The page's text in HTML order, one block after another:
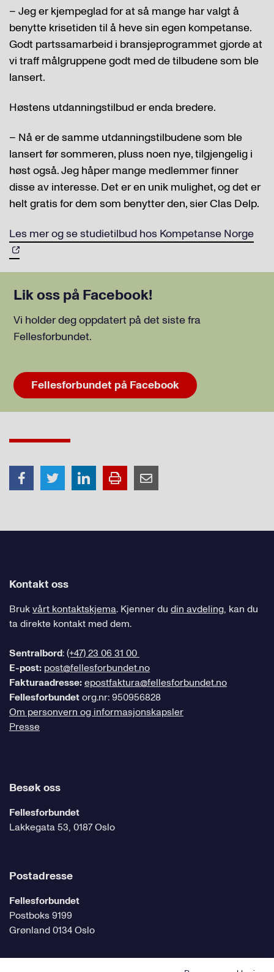
– Jeg er kjempeglad for at så mange har valgt å
benytte krisetiden til å heve sin egen kompetanse.
Godt partssamarbeid i bransjeprogrammet gjorde at
vi traff målgruppene godt med de tilbudene som ble
lansert.
Høstens utdanningstilbud er enda bredere.
– Nå er de samme utdanningstilbudene som ble
lansert før sommeren, pluss noen nye, tilgjengelig i
høst også. Jeg håper mange medlemmer finner
disse av interesse. Det er en unik mulighet, og det er
helt gratis for dem som benytter den, sier Clas Delp.
Les mer og se studietilbud hos Kompetanse Norge
Lik oss på Facebook!
Vi holder deg oppdatert på det siste fra
Fellesforbundet.
Fellesforbundet på Facebook
Kontakt oss
Brukvårt kontaktskjema. Kjenner du din avdeling, kan du
ta direkte kontakt med dem.
Sentralbord:(+47) 23 06 31 00
E-post: post@fellesforbundet.no
Fakturaadresse:epostfaktura@fellesforbundet.no
Fellesforbundetorg.nr: 950956828
Om personvern og informasjonskapsler
Presse
Besøk oss
Fellesforbundet
Lakkegata 53, 0187 Oslo
Postadresse
Fellesforbundet
Postboks 9199
Grønland 0134 Oslo